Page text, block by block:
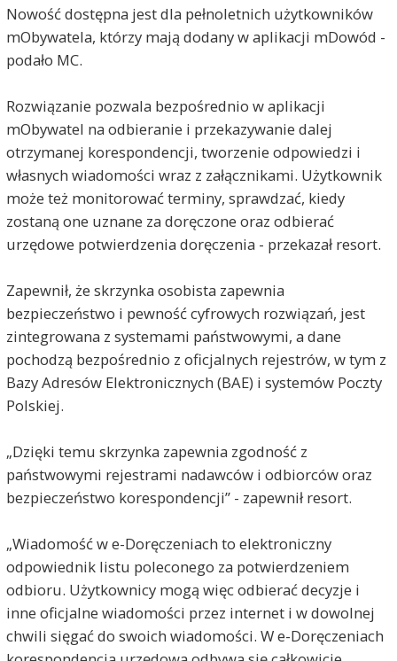
Nowość dostępna jest dla pełnoletnich użytkowników
mObywatela, którzy mają dodany w aplikacji mDowód -
podało MC.
Rozwiązanie pozwala bezpośrednio w aplikacji
mObywatel na odbieranie i przekazywanie dalej
otrzymanej korespondencji, tworzenie odpowiedzi i
własnych wiadomości wraz z załącznikami. Użytkownik
może też monitorować terminy, sprawdzać, kiedy
zostaną one uznane za doręczone oraz odbierać
urzędowe potwierdzenia doręczenia - przekazał resort.
Zapewnił, że skrzynka osobista zapewnia
bezpieczeństwo i pewność cyfrowych rozwiązań, jest
zintegrowana z systemami państwowymi, a dane
pochodzą bezpośrednio z oficjalnych rejestrów, w tym z
Bazy Adresów Elektronicznych (BAE) i systemów Poczty
Polskiej.
„Dzięki temu skrzynka zapewnia zgodność z
państwowymi rejestrami nadawców i odbiorców oraz
bezpieczeństwo korespondencji” - zapewnił resort.
„Wiadomość w e-Doręczeniach to elektroniczny
odpowiednik listu poleconego za potwierdzeniem
odbioru. Użytkownicy mogą więc odbierać decyzje i
inne oficjalne wiadomości przez internet i w dowolnej
chwili sięgać do swoich wiadomości. W e-Doręczeniach